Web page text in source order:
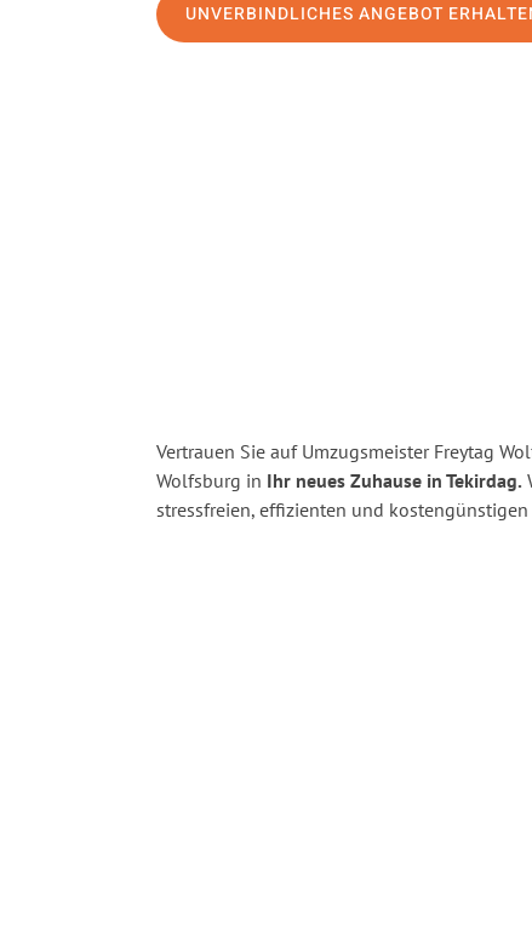
UNVERBINDLICHES ANGEBOT
Vertrauen Sie auf Umzugsmeister Freytag
Wolfsburg in Ihr neues Zuhause in Tekirdag.
stressfreien, effizienten und